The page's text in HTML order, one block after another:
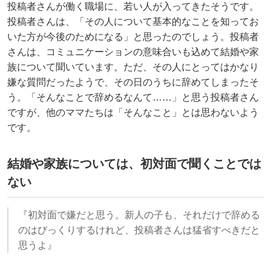
投稿者さんが働く職場に、若い人が入ってきたそうです。
投稿者さんは、「その人について基本的なことを知ってお
いた方が今後のためになる」と思ったのでしょう。投稿者
さんは、コミュニケーションの意味合いも込めて結婚や家
族について聞いています。ただ、その人にとってはかなり
嫌な質問だったようで、その日のうちに辞めてしまったそ
う。「そんなことで辞めるなんて……」と思う投稿者さん
ですが、他のママたちは「そんなこと」とは思わないよう
です。
結婚や家族については、初対面で聞くことでは
ない
『初対面で嫌だと思う。新人の子も、それだけで辞める
のはびっくりするけれど、投稿者さんは猛省すべきだと
思うよ』